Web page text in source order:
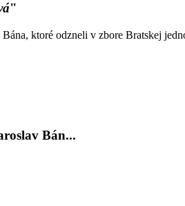
"
ktoré odzneli v zbore Bratskej
Bán...